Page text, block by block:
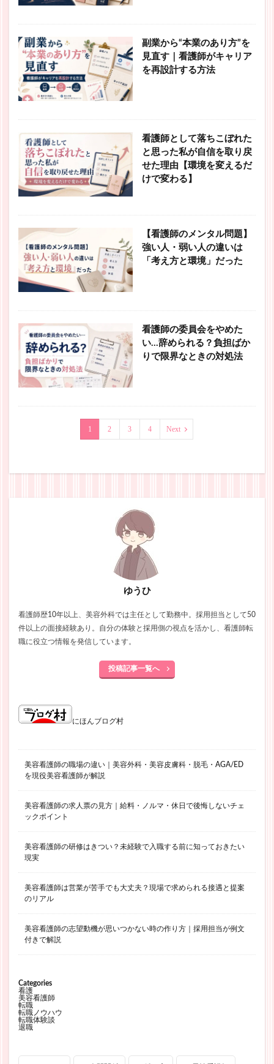
副業から“本業のあり方”を
見直す｜看護師がキャリア
を再設計する方法
看護師として落ちこぼれた
と思った私が自信を取り戻
せた理由【環境を変えるだ
けで変わる】
【看護師のメンタル問題】
強い人・弱い人の違いは
「考え方と環境」だった
看護師の委員会をやめた
い…辞められる？負担ばか
りで限界なときの対処法
1 2 3 4 Next
ゆうひ
看護師歴10年以上、美容外科では主任として勤務中。採用担当として50
件以上の面接経験あり。自分の体験と採用側の視点を活かし、看護師転
職に役立つ情報を発信しています。
投稿記事一覧へ
にほんブログ村
美容看護師の職場の違い｜美容外科・美容皮膚科・脱毛・AGA/ED
を現役美容看護師が解説
美容看護師の求人票の見方｜給料・ノルマ・休日で後悔しないチェ
ックポイント
美容看護師の研修はきつい？未経験で入職する前に知っておきたい
現実
美容看護師は営業が苦手でも大丈夫？現場で求められる接遇と提案
のリアル
美容看護師の志望動機が思いつかない時の作り方｜採用担当が例文
付きで解説
Categories
看護
美容看護師
転職
転職ノウハウ
転職体験談
退職